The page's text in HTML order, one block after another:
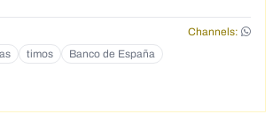
index.php?
Channels:
timos
Banco de España